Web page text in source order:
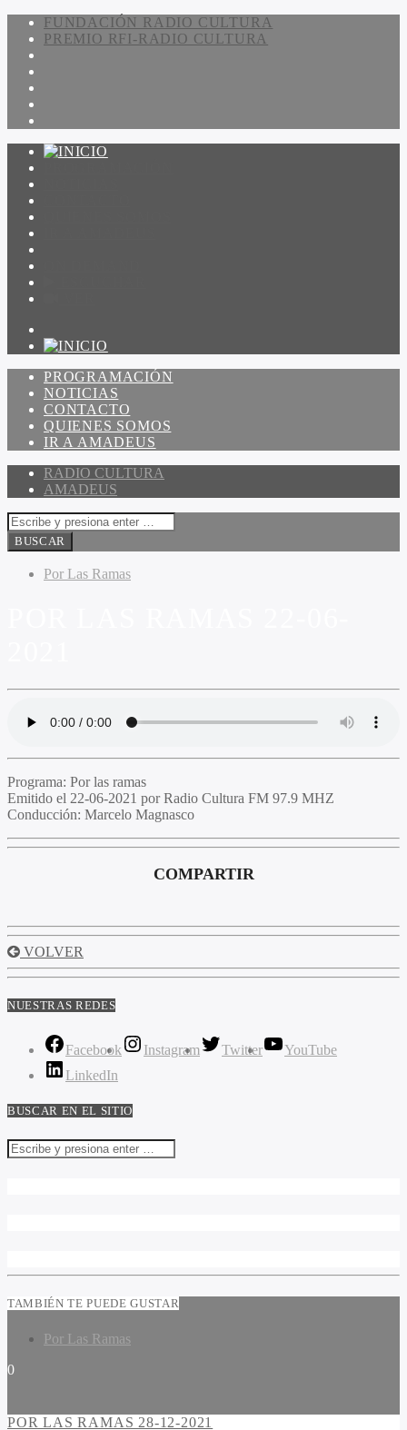
FUNDACIÓN RADIO CULTURA
PREMIO RFI-RADIO CULTURA
PROGRAMACIÓN
NOTICIAS
CONTACTO
QUIENES SOMOS
IR A AMADEUS
RADIO CULTURA
AMADEUS
Por Las Ramas
Programa: Por las ramas
Emitido el 22-06-2021 por Radio Cultura FM 97.9 MHZ
Conducción: Marcelo Magnasco
COMPARTIR
VOLVER
NUESTRAS REDES
Facebook Instagram Twitter
YouTube
LinkedIn
BUSCAR EN EL SITIO
TAMBIÉN TE PUEDE GUSTAR
Por Las Ramas
0
POR LAS RAMAS 28-12-2021